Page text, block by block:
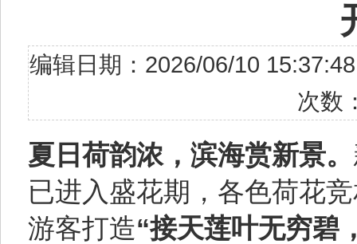
编辑日期：2026/06/10
次数
夏日荷韵浓，滨海赏新景。
已进入盛花期，各色荷花
游客打造“接天莲叶无穷碧